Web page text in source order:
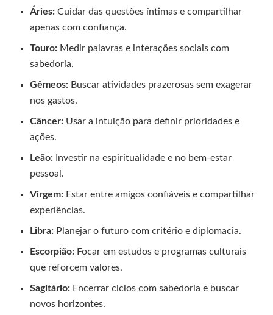
Áries: Cuidar das questões íntimas e compartilhar
apenas com confiança.
Touro: Medir palavras e interações sociais com
sabedoria.
Gêmeos: Buscar atividades prazerosas sem exagerar
nos gastos.
Câncer: Usar a intuição para definir prioridades e
ações.
Leão: Investir na espiritualidade e no bem-estar
pessoal.
Virgem: Estar entre amigos confiáveis e compartilhar
experiências.
Libra: Planejar o futuro com critério e diplomacia.
Escorpião: Focar em estudos e programas culturais
que reforcem valores.
Sagitário: Encerrar ciclos com sabedoria e buscar
novos horizontes.